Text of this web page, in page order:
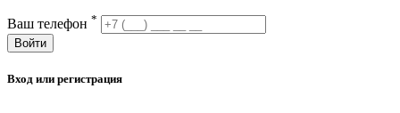
Ваш телефон *
Войти
Вход или регистрация